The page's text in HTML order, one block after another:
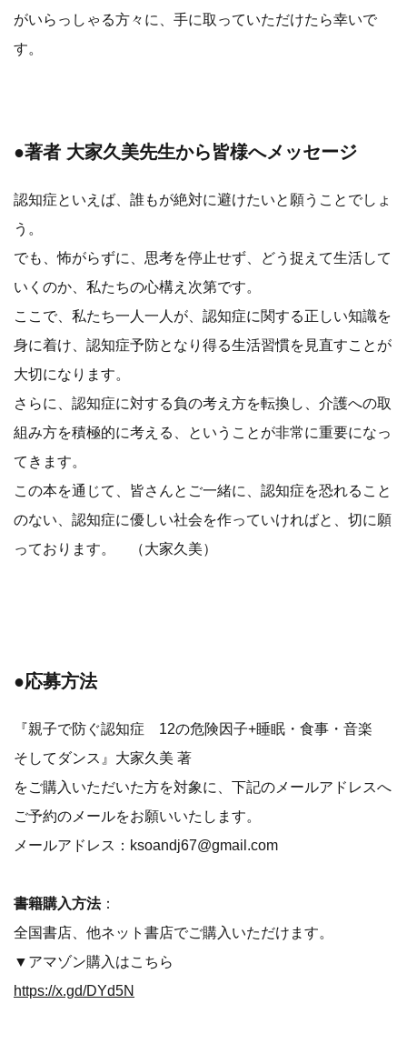
がいらっしゃる方々に、手に取っていただけたら幸いで
す。
●著者 大家久美先生から皆様へメッセージ
認知症といえば、誰もが絶対に避けたいと願うことでしょ
う。
でも、怖がらずに、思考を停止せず、どう捉えて生活して
いくのか、私たちの心構え次第です。
ここで、私たち一人一人が、認知症に関する正しい知識を
身に着け、認知症予防となり得る生活習慣を見直すことが
大切になります。
さらに、認知症に対する負の考え方を転換し、介護への取
組み方を積極的に考える、ということが非常に重要になっ
てきます。
この本を通じて、皆さんとご一緒に、認知症を恐れること
のない、認知症に優しい社会を作っていければと、切に願
っております。 （大家久美）
●応募方法
『親子で防ぐ認知症 12の危険因子+睡眠・食事・音楽
そしてダンス』大家久美 著
をご購入いただいた方を対象に、下記のメールアドレスへ
ご予約のメールをお願いいたします。
メールアドレス：ksoandj67@gmail.com
書籍購入方法：
全国書店、他ネット書店でご購入いただけます。
▼アマゾン購入はこちら
https://x.gd/DYd5N